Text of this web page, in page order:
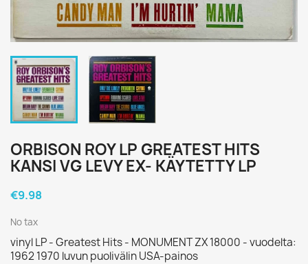
ORBISON ROY LP GREATEST HITS
KANSI VG LEVY EX- KÄYTETTY LP
€9.98
No tax
vinyl LP - Greatest Hits - MONUMENT ZX 18000 - vuodelta:
1962 1970 luvun puolivälin USA-painos